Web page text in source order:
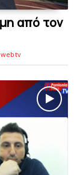
από τον
webtv